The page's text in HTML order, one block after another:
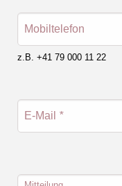
Mobiltelefon
z.B. +41 79 000 11 22
E-Mail *